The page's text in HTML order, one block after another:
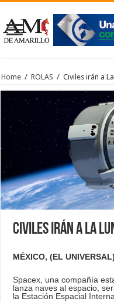
Home / ROLAS / Civiles irán a
Civiles irán a La
MÉXICO, (EL
Spacex, una compañía
lanza naves al espacio,
la Estación Espacial